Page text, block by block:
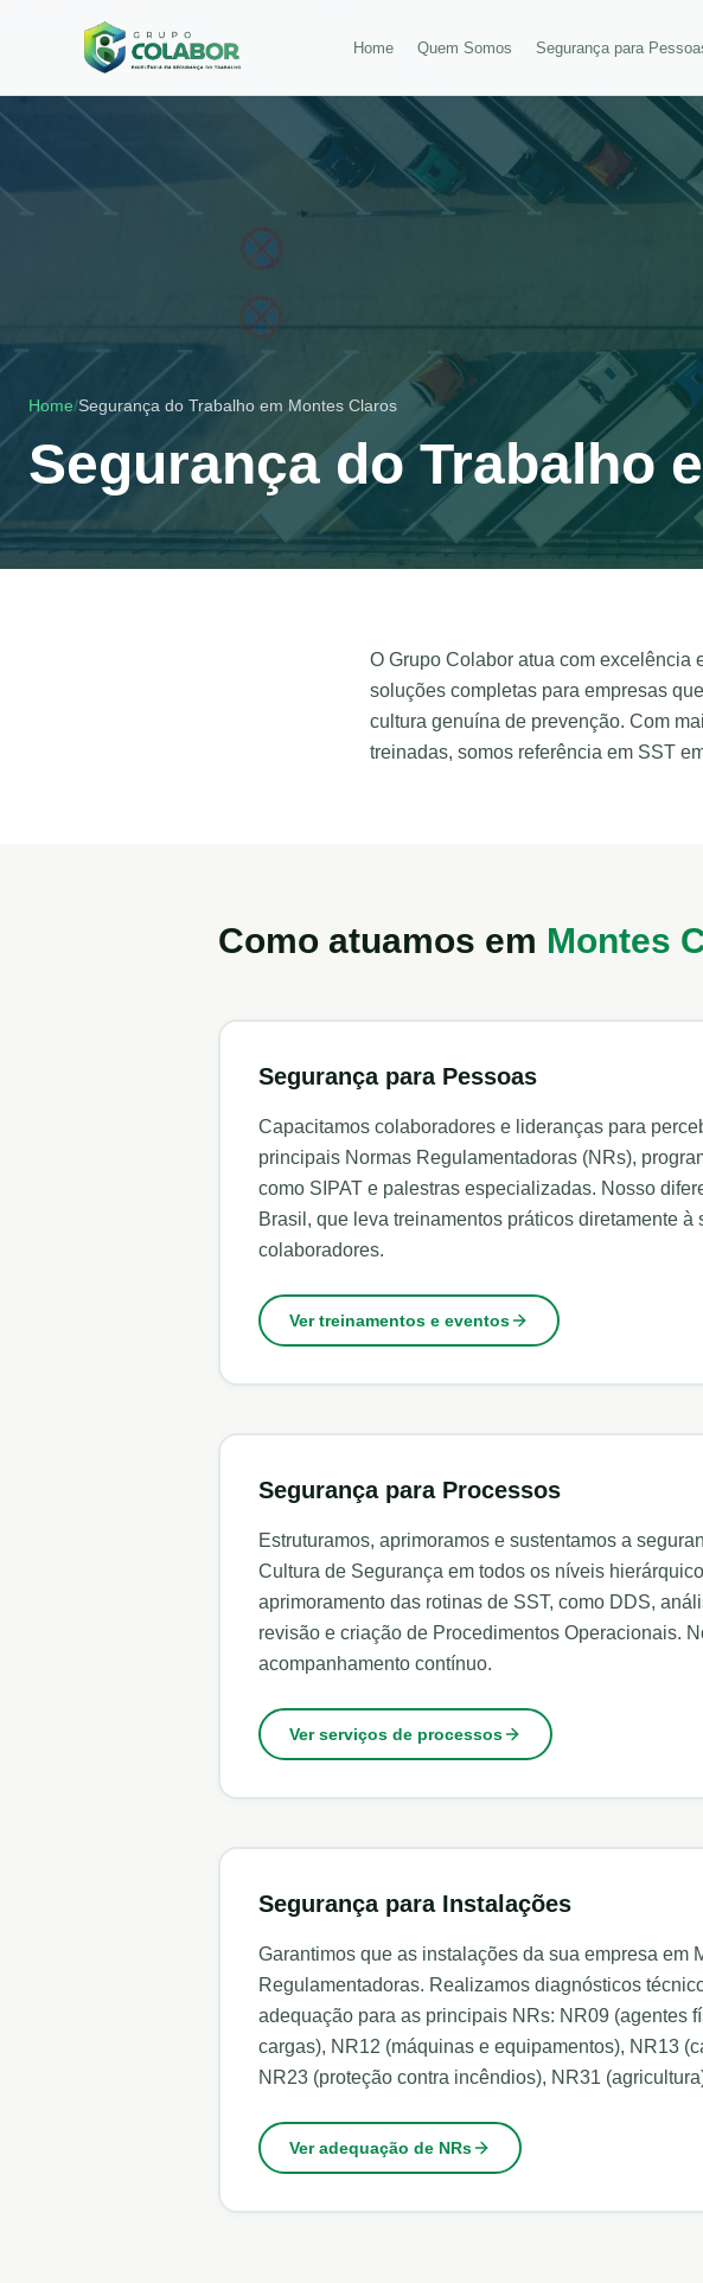
Home Quem Somos Segurança para
Home/Segurança do Trabalho em Montes Claros
Segurança do Trabalho
O Grupo Colabor atua com excelência
soluções completas para empresas
cultura genuína de prevenção. Com
treinadas, somos referência em SST
Como atuamos em Montes
Segurança para Pessoas
Capacitamos colaboradores e lideranças para
principais Normas Regulamentadoras (NRs),
como SIPAT e palestras especializadas. Nosso
Brasil, que leva treinamentos práticos diretamente à
colaboradores.
Ver treinamentos e eventos
Segurança para Processos
Estruturamos, aprimoramos e sustentamos a
Cultura de Segurança em todos os níveis
aprimoramento das rotinas de SST, como DDS,
revisão e criação de Procedimentos Operacionais.
acompanhamento contínuo.
Ver serviços de processos
Segurança para Instalações
Garantimos que as instalações da sua empresa em
Regulamentadoras. Realizamos diagnósticos
adequação para as principais NRs: NR09 (agentes
cargas), NR12 (máquinas e equipamentos), NR13
NR23 (proteção contra incêndios), NR31
Ver adequação de NRs